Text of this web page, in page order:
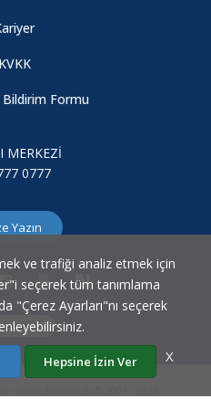
Yetenek Giriş Sınavları
KVKK
Bildirim Formu
MERKEZİ
0777
Yazın
Ayarları
ve trafiği analiz etmek için
seçerek tüm tanımlama
"Çerez Ayarları"nı seçerek
Hepsine İzin Ver X